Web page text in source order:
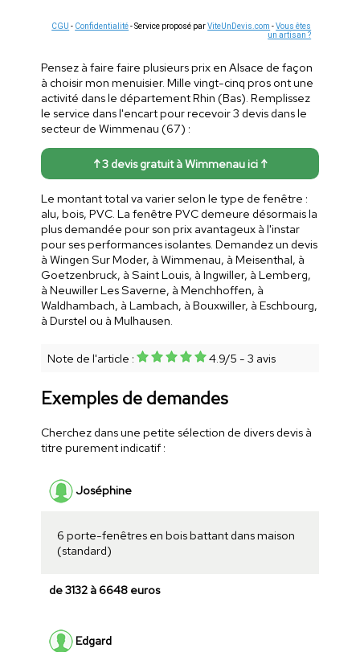
CGU - Confidentialité- Service proposé parViteUnDevis.com -Vous êtes
un artisan ?
Pensez à faire faire plusieurs prix en Alsace de façon
à choisir mon menuisier. Mille vingt-cinq pros ont une
activité dans le département Rhin (Bas). Remplissez
le service dans l'encart pour recevoir 3 devis dans le
secteur de Wimmenau (67) :
↑ 3 devis gratuit à Wimmenau ici ↑
Le montant total va varier selon le type de fenêtre :
alu, bois, PVC. La fenêtre PVC demeure désormais la
plus demandée pour son prix avantageux à l'instar
pour ses performances isolantes. Demandez un devis
à Wingen Sur Moder, à Wimmenau, à Meisenthal, à
Goetzenbruck, à Saint Louis, à Ingwiller, à Lemberg,
à Neuwiller Les Saverne, à Menchhoffen, à
Waldhambach, à Lambach, à Bouxwiller, à Eschbourg,
à Durstel ou à Mulhausen.
Note de l'article : 4.9/5 - 3 avis
Exemples de demandes
Cherchez dans une petite sélection de divers devis à
titre purement indicatif :
Joséphine
6 porte-fenêtres en bois battant dans maison
(standard)
de 3132 à 6648 euros
Edgard